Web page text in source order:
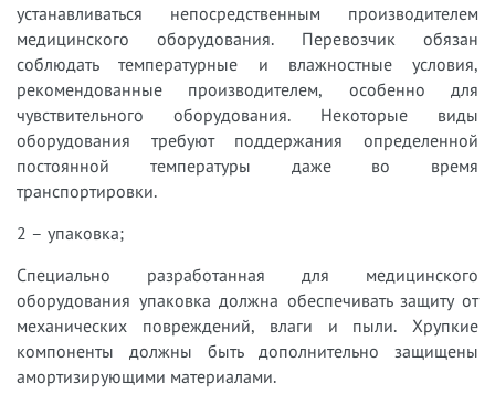
устанавливаться непосредственным производителем
медицинского оборудования. Перевозчик обязан
соблюдать температурные и влажностные условия,
рекомендованные производителем, особенно для
чувствительного оборудования. Некоторые виды
оборудования требуют поддержания определенной
постоянной температуры даже во время
транспортировки.
2 – упаковка;
Специально разработанная для медицинского
оборудования упаковка должна обеспечивать защиту от
механических повреждений, влаги и пыли. Хрупкие
компоненты должны быть дополнительно защищены
амортизирующими материалами.